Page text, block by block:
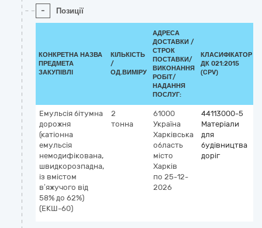
- Позиції
КОНКРЕТНА НАЗВА
ПРЕДМЕТА
ЗАКУПІВЛІ
КІЛЬКІСТЬ
/
ОД.ВИМІРУ
АДРЕСА
ДОСТАВКИ /
СТРОК
ПОСТАВКИ/
ВИКОНАННЯ
РОБІТ/
НАДАННЯ
ПОСЛУГ:
КЛАСИФІКАТОР
ДК 021:2015
(CPV)
Емульсія бітумна
дорожня
(катіонна
емульсія
немодифікована,
швидкорозпадна,
із вмістом
в’яжучого від
58% до 62%)
(ЕКШ-60)
2
тонна
61000
Україна
Харківська
область
місто
Харків
по 25-12-
2026
44113000-5
Матеріали
для
будівництва
доріг